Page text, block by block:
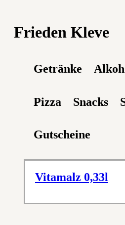
Frieden Kleve
Getränke
Pizza Snacks
Gutscheine
Vitamalz 0,33l